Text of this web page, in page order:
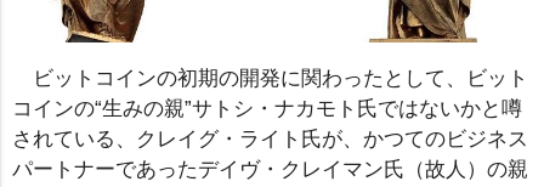
ビットコインの初期の開発に関わったとして、ビット
コインの“生みの親”サトシ・ナカモト氏ではないかと噂
されている、クレイグ・ライト氏が、かつてのビジネス
パートナーであったデイヴ・クレイマン氏（故人）の親